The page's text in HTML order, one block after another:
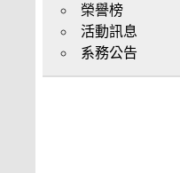
榮譽榜
活動訊息
系務公告